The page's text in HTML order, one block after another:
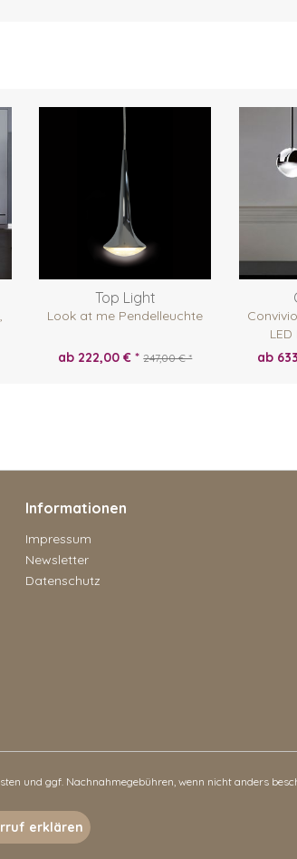
Top Light
Look at me Pendelleuchte
ab 222,00 € * 247,00 € *
ab
Informationen
Impressum
Newsletter
Datenschutz
und ggf. Nachnahmegebühren, wenn nicht anders
erklären